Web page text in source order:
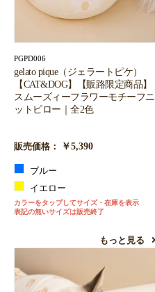
PGPD006
gelato pique（ジェラートピケ）
【CAT&DOG】【販路限定商品】
スムーズィーフラワーモチーフニ
ットピロー｜全2色
販売価格： ￥5,390
ブルー
イエロー
カラーをタップしてサイズ・在庫を表示
表記の無いサイズは販売終了
もっと見る